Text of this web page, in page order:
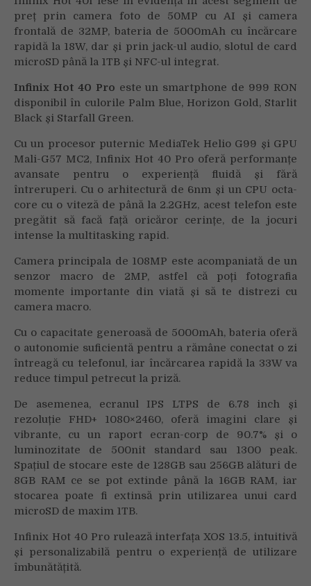
preț prin camera foto de 50MP cu AI și camera
frontală de 32MP, bateria de 5000mAh cu încărcare
rapidă la 18W, dar și prin jack-ul audio, slotul de card
microSD până la 1TB și NFC-ul integrat.
Infinix Hot 40 Pro este un smartphone de 999 RON
disponibil în culorile Palm Blue, Horizon Gold, Starlit
Black și Starfall Green.
Cu un procesor puternic MediaTek Helio G99 și GPU
Mali-G57 MC2, Infinix Hot 40 Pro oferă performanțe
avansate pentru o experiență fluidă și fără
întreruperi. Cu o arhitectură de 6nm și un CPU octa-
core cu o viteză de până la 2.2GHz, acest telefon este
pregătit să facă față oricăror cerințe, de la jocuri
intense la multitasking rapid.
Camera principala de 108MP este acompaniată de un
senzor macro de 2MP, astfel că poți fotografia
momente importante din viată și să te distrezi cu
camera macro.
Cu o capacitate generoasă de 5000mAh, bateria oferă
o autonomie suficientă pentru a rămâne conectat o zi
întreagă cu telefonul, iar încărcarea rapidă la 33W va
reduce timpul petrecut la priză.
De asemenea, ecranul IPS LTPS de 6.78 inch și
rezoluție FHD+ 1080×2460, oferă imagini clare și
vibrante, cu un raport ecran-corp de 90.7% și o
luminozitate de 500nit standard sau 1300 peak.
Spațiul de stocare este de 128GB sau 256GB alături de
8GB RAM ce se pot extinde până la 16GB RAM, iar
stocarea poate fi extinsă prin utilizarea unui card
microSD de maxim 1TB.
Infinix Hot 40 Pro rulează interfața XOS 13.5, intuitivă
și personalizabilă pentru o experiență de utilizare
îmbunătățită.